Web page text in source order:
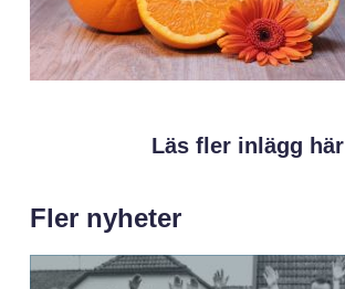
Läs fler inlägg här
Fler nyheter